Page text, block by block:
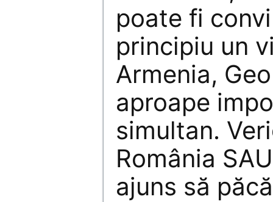
poate fi
principiu un
Armenia,
aproape
simultan.
România
ajuns să